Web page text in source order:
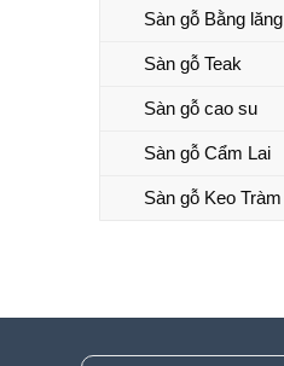
Sàn gỗ Bằng lăng
Sàn gỗ Teak
Sàn gỗ cao su
Sàn gỗ Cẩm Lai
Sàn gỗ Keo Tràm